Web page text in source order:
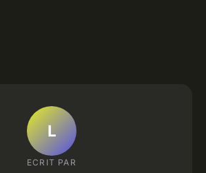
L
ECRIT PAR